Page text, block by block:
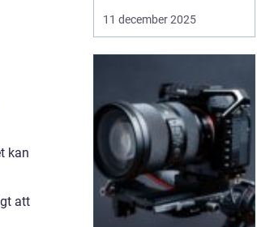
kan
att
elektronikkomponenters
bara livslängden på
processorer och
grafikkort...
11 december 2025